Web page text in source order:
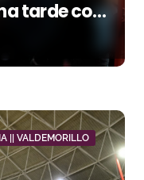
tarde con
|| VALDEMORILLO